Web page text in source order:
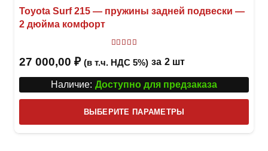
Toyota Surf 215 — пружины задней подвески —
2 дюйма комфорт
27 000,00 ₽ (в т.ч. НДС 5%) за 2 шт
Наличие: Доступно для предзаказа
ВЫБЕРИТЕ ПАРАМЕТРЫ
товар